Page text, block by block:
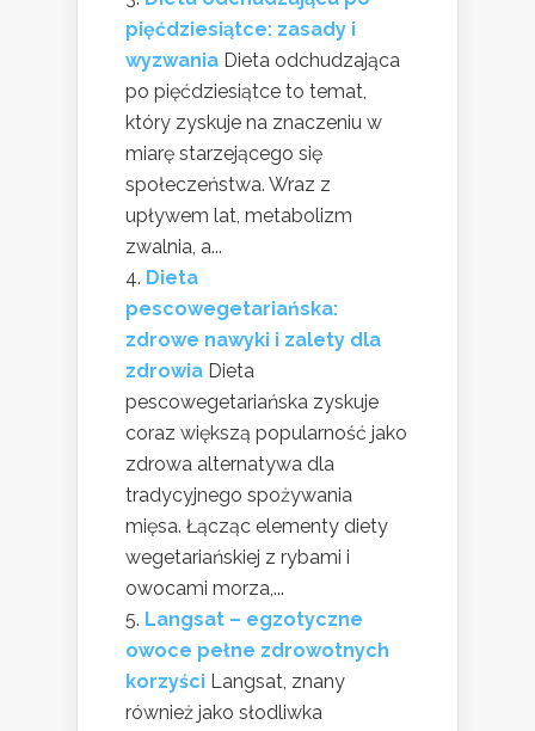
pięćdziesiątce: zasady i
wyzwania Dieta odchudzająca
po pięćdziesiątce to temat,
który zyskuje na znaczeniu w
miarę starzejącego się
społeczeństwa. Wraz z
upływem lat, metabolizm
zwalnia, a...
Dieta
pescowegetariańska:
zdrowe nawyki i zalety dla
zdrowia Dieta
pescowegetariańska zyskuje
coraz większą popularność jako
zdrowa alternatywa dla
tradycyjnego spożywania
mięsa. Łącząc elementy diety
wegetariańskiej z rybami i
owocami morza,...
Langsat – egzotyczne
owoce pełne zdrowotnych
korzyści Langsat, znany
również jako słodliwka